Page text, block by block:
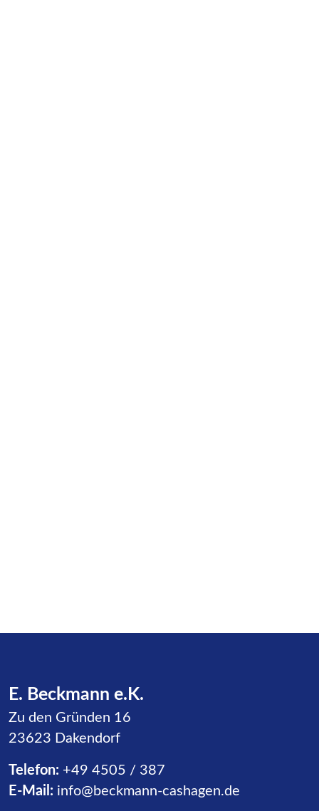
E. Beckmann e.K.
Zu den Gründen 16
23623 Dakendorf
Telefon: +49 4505 / 387
E-Mail: info@beckmann-cashagen.de